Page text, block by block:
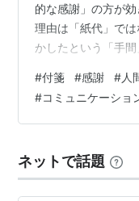
的な感謝」の方が
理由は「紙代」で
かしたという「手
出て逆効果なので
負担をかけない」
ますね。​ こんな経
物足りなさ・虚し
やギフトをもらっ
#付箋 #感謝 #人
#コミュニケーショ
ネットで話題